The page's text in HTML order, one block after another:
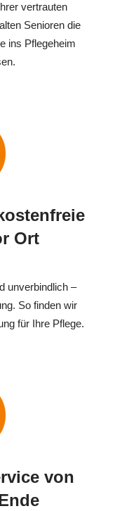
vertrauten
Senioren die
ins Pflegeheim
Ort
unverbindlich –
So finden wir
für Ihre Pflege.
von